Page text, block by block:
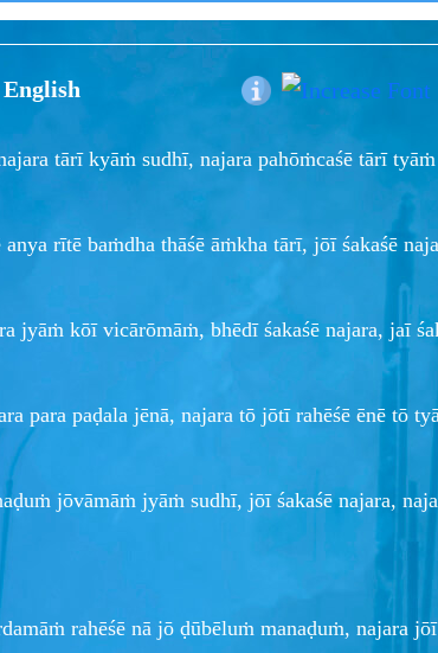
tārī kyāṁ sudhī, najara pahōṁcaśē tārī
rītē baṁdha thāśē āṁkha tārī, jōī śakaśē
jyāṁ kōī vicārōmāṁ, bhēdī śakaśē najara, jaī
para paḍala jēnā, najara tō jōtī rahēśē ēnē tō
jōvāmāṁ jyāṁ sudhī, jōī śakaśē najara,
rahēśē nā jō ḍūbēluṁ manaḍuṁ, najara